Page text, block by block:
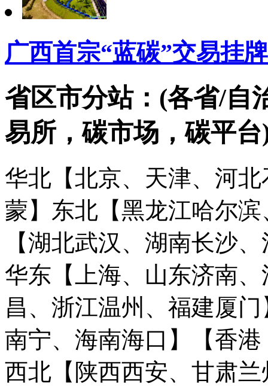
广西首宗“蓝碳”交易挂
省区市分站：(各省/自
易所，碳市场，碳平台
华北【北京、天津、河
蒙】 东北【黑龙江哈尔
【湖北武汉、湖南长沙
华东【上海、山东济南
昌、浙江温州、福建厦门
南宁、海南海口】
【香
西北【陕西西安、甘肃